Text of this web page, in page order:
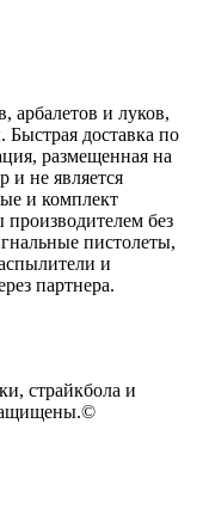
арбалетов и луков,
Быстрая доставка по
размещенная на
и не является
и комплект
без
пистолеты,
и
партнера.
страйкбола и